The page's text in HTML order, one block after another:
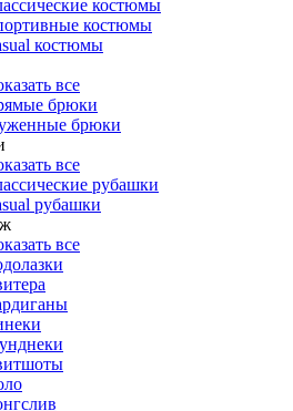
костюмы
костюмы
костюмы
все
брюки
брюки
все
рубашки
рубашки
все